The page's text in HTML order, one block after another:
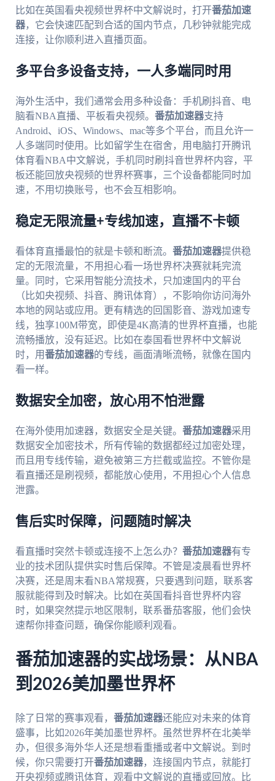
比如在英国看央视频世界杯中文解说时，打开番茄加速
器，它会快速匹配到合适的国内节点，几秒钟就能完成
连接，让你顺利进入直播页面。
多平台多设备支持，一人多端同时用
海外生活中，我们通常会用多种设备：手机刷抖音、电
脑看NBA直播、平板看央视频。 番茄加速器支持
Android、iOS、Windows、mac等多个平台，而且允许一
人多端同时使用。比如留学生在宿舍，用电脑打开腾讯
体育看NBA中文解说，手机同时刷抖音世界杯内容，平
板还能回放央视频的世界杯赛事，三个设备都能同时加
速，不用切换账号，也不会互相影响。
稳定无限流量+专线加速，直播不卡顿
看体育直播最怕的就是卡顿和断流。 番茄加速器提供稳
定的无限流量，不用担心看一场世界杯决赛就耗完流
量。同时，它采用智能分流技术，只加速国内的平台
（比如央视频、抖音、腾讯体育），不影响你访问海外
本地的网站或应用。更有精选的回国影音、游戏加速专
线，独享100M带宽，即使是4K高清的世界杯直播，也能
流畅播放，没有延迟。比如在泰国看世界杯中文解说
时，用番茄加速器的专线，画面清晰流畅，就像在国内
看一样。
数据安全加密，放心用不怕泄露
在海外使用加速器，数据安全是关键。 番茄加速器采用
数据安全加密技术，所有传输的数据都经过加密处理，
而且用专线传输，避免被第三方拦截或监控。不管你是
看直播还是刷视频，都能放心使用，不用担心个人信息
泄露。
售后实时保障，问题随时解决
看直播时突然卡顿或连接不上怎么办？ 番茄加速器有专
业的技术团队提供实时售后保障。不管是凌晨看世界杯
决赛，还是周末看NBA常规赛，只要遇到问题，联系客
服就能得到及时解决。比如在英国看抖音世界杯内容
时，如果突然提示地区限制，联系番茄客服，他们会快
速帮你排查问题，确保你能顺利观看。
番茄加速器的实战场景：从NBA
到2026美加墨世界杯
除了日常的赛事观看， 番茄加速器还能应对未来的体育
盛事，比如2026年美加墨世界杯。虽然世界杯在北美举
办，但很多海外华人还是想看重播或者中文解说。到时
候，你只需要打开番茄加速器，连接国内节点，就能打
开央视频或腾讯体育，观看中文解说的直播或回放。比